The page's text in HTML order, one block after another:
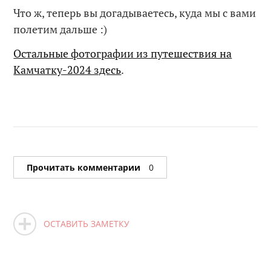
Что ж, теперь вы догадываетесь, куда мы с вами
полетим дальше :)
Остальные фотографии из путешествия на
Камчатку-2024 здесь.
Прочитать комментарии 0
ОСТАВИТЬ ЗАМЕТКУ